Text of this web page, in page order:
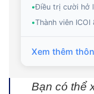
•Điều trị cười hở
•Thành viên ICOI
Xem thêm
Bạn có thể